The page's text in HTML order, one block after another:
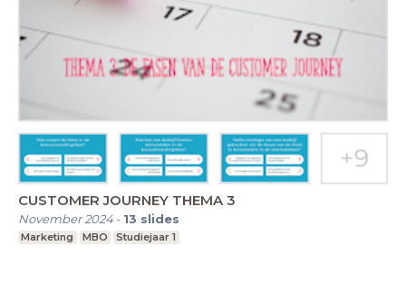
CUSTOMER JOURNEY THEMA 3
November 2024- 13 slides
Marketing MBO Studiejaar 1